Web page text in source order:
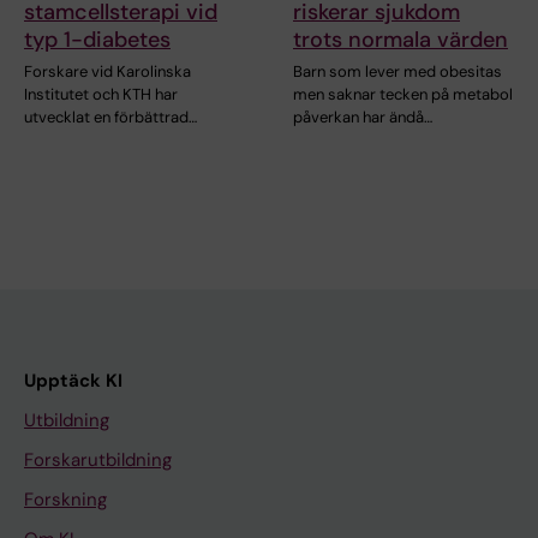
stamcellsterapi vid
typ 1-diabetes
Forskare vid Karolinska
Institutet och KTH har
utvecklat en förbättrad…
riskerar sjukdom
trots normala värden
Barn som lever med obesitas
men saknar tecken på metabol
påverkan har ändå…
Upptäck KI
Utbildning
Forskarutbildning
Forskning